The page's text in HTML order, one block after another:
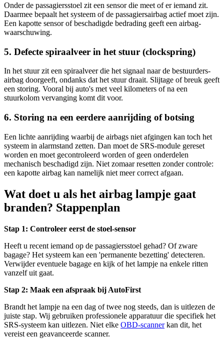
Onder de passagiersstoel zit een sensor die meet of er iemand zit.
Daarmee bepaalt het systeem of de passagiersairbag actief moet zijn.
Een kapotte sensor of beschadigde bedrading geeft een airbag-
waarschuwing.
5. Defecte spiraalveer in het stuur (clockspring)
In het stuur zit een spiraalveer die het signaal naar de bestuurders-
airbag doorgeeft, ondanks dat het stuur draait. Slijtage of breuk geeft
een storing. Vooral bij auto's met veel kilometers of na een
stuurkolom vervanging komt dit voor.
6. Storing na een eerdere aanrijding of botsing
Een lichte aanrijding waarbij de airbags niet afgingen kan toch het
systeem in alarmstand zetten. Dan moet de SRS-module gereset
worden en moet gecontroleerd worden of geen onderdelen
mechanisch beschadigd zijn. Niet zomaar resetten zonder controle:
een kapotte airbag kan namelijk niet meer correct afgaan.
Wat doet u als het airbag lampje gaat
branden? Stappenplan
Stap 1: Controleer eerst de stoel-sensor
Heeft u recent iemand op de passagiersstoel gehad? Of zware
bagage? Het systeem kan een 'permanente bezetting' detecteren.
Verwijder eventuele bagage en kijk of het lampje na enkele ritten
vanzelf uit gaat.
Stap 2: Maak een afspraak bij AutoFirst
Brandt het lampje na een dag of twee nog steeds, dan is uitlezen de
juiste stap. Wij gebruiken professionele apparatuur die specifiek het
SRS-systeem kan uitlezen. Niet elke OBD-scannerkan dit, het
vereist een geavanceerde scanner.